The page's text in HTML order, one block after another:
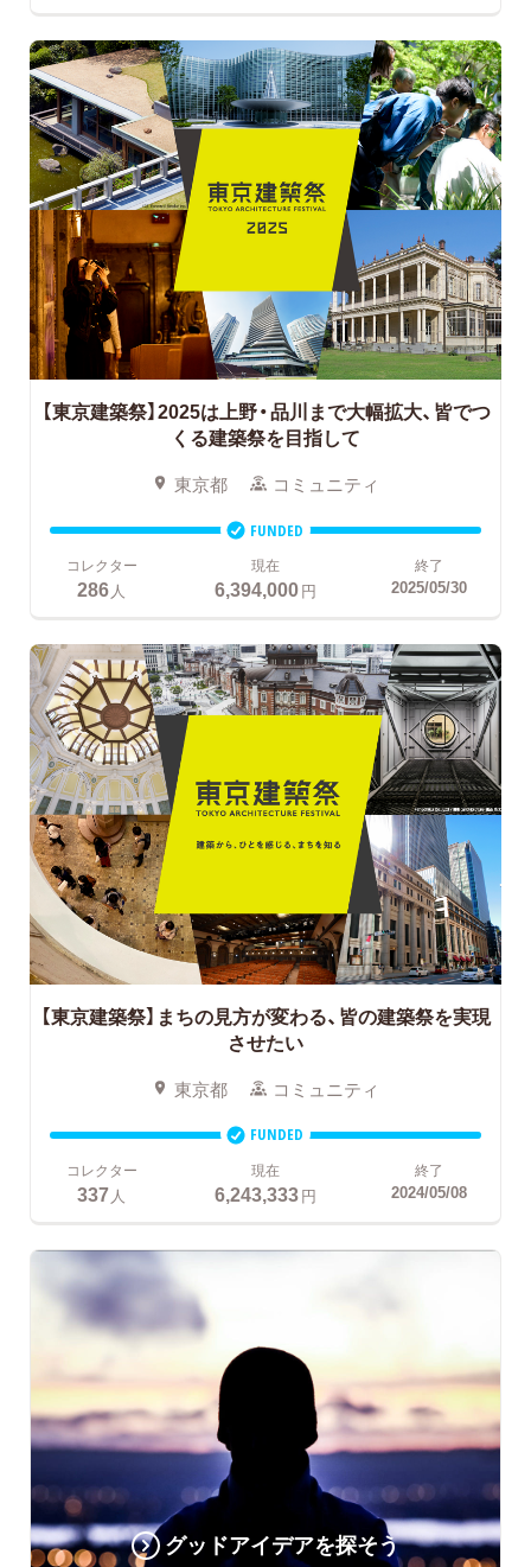
【東京建築祭】2025は上野・品川まで大幅拡大、皆でつ
くる建築祭を目指して
東京都 コミュニティ
FUNDED
コレクター
286人
現在
6,394,000円
終了
2025/05/30
【東京建築祭】まちの見方が変わる、皆の建築祭を実現
させたい
東京都 コミュニティ
FUNDED
コレクター
337 人
現在
6,243,333円
終了
2024/05/08
グッドアイデアを探そう